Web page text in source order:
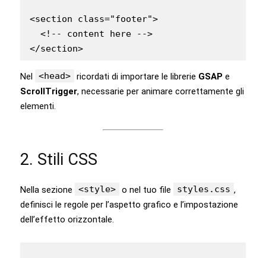
<section class="footer">
  <!-- content here -->
</section>
Nel <head> ricordati di importare le librerie GSAP e
ScrollTrigger, necessarie per animare correttamente gli
elementi.
2. Stili CSS
Nella sezione <style> o nel tuo file styles.css ,
definisci le regole per l’aspetto grafico e l’impostazione
dell’effetto orizzontale.